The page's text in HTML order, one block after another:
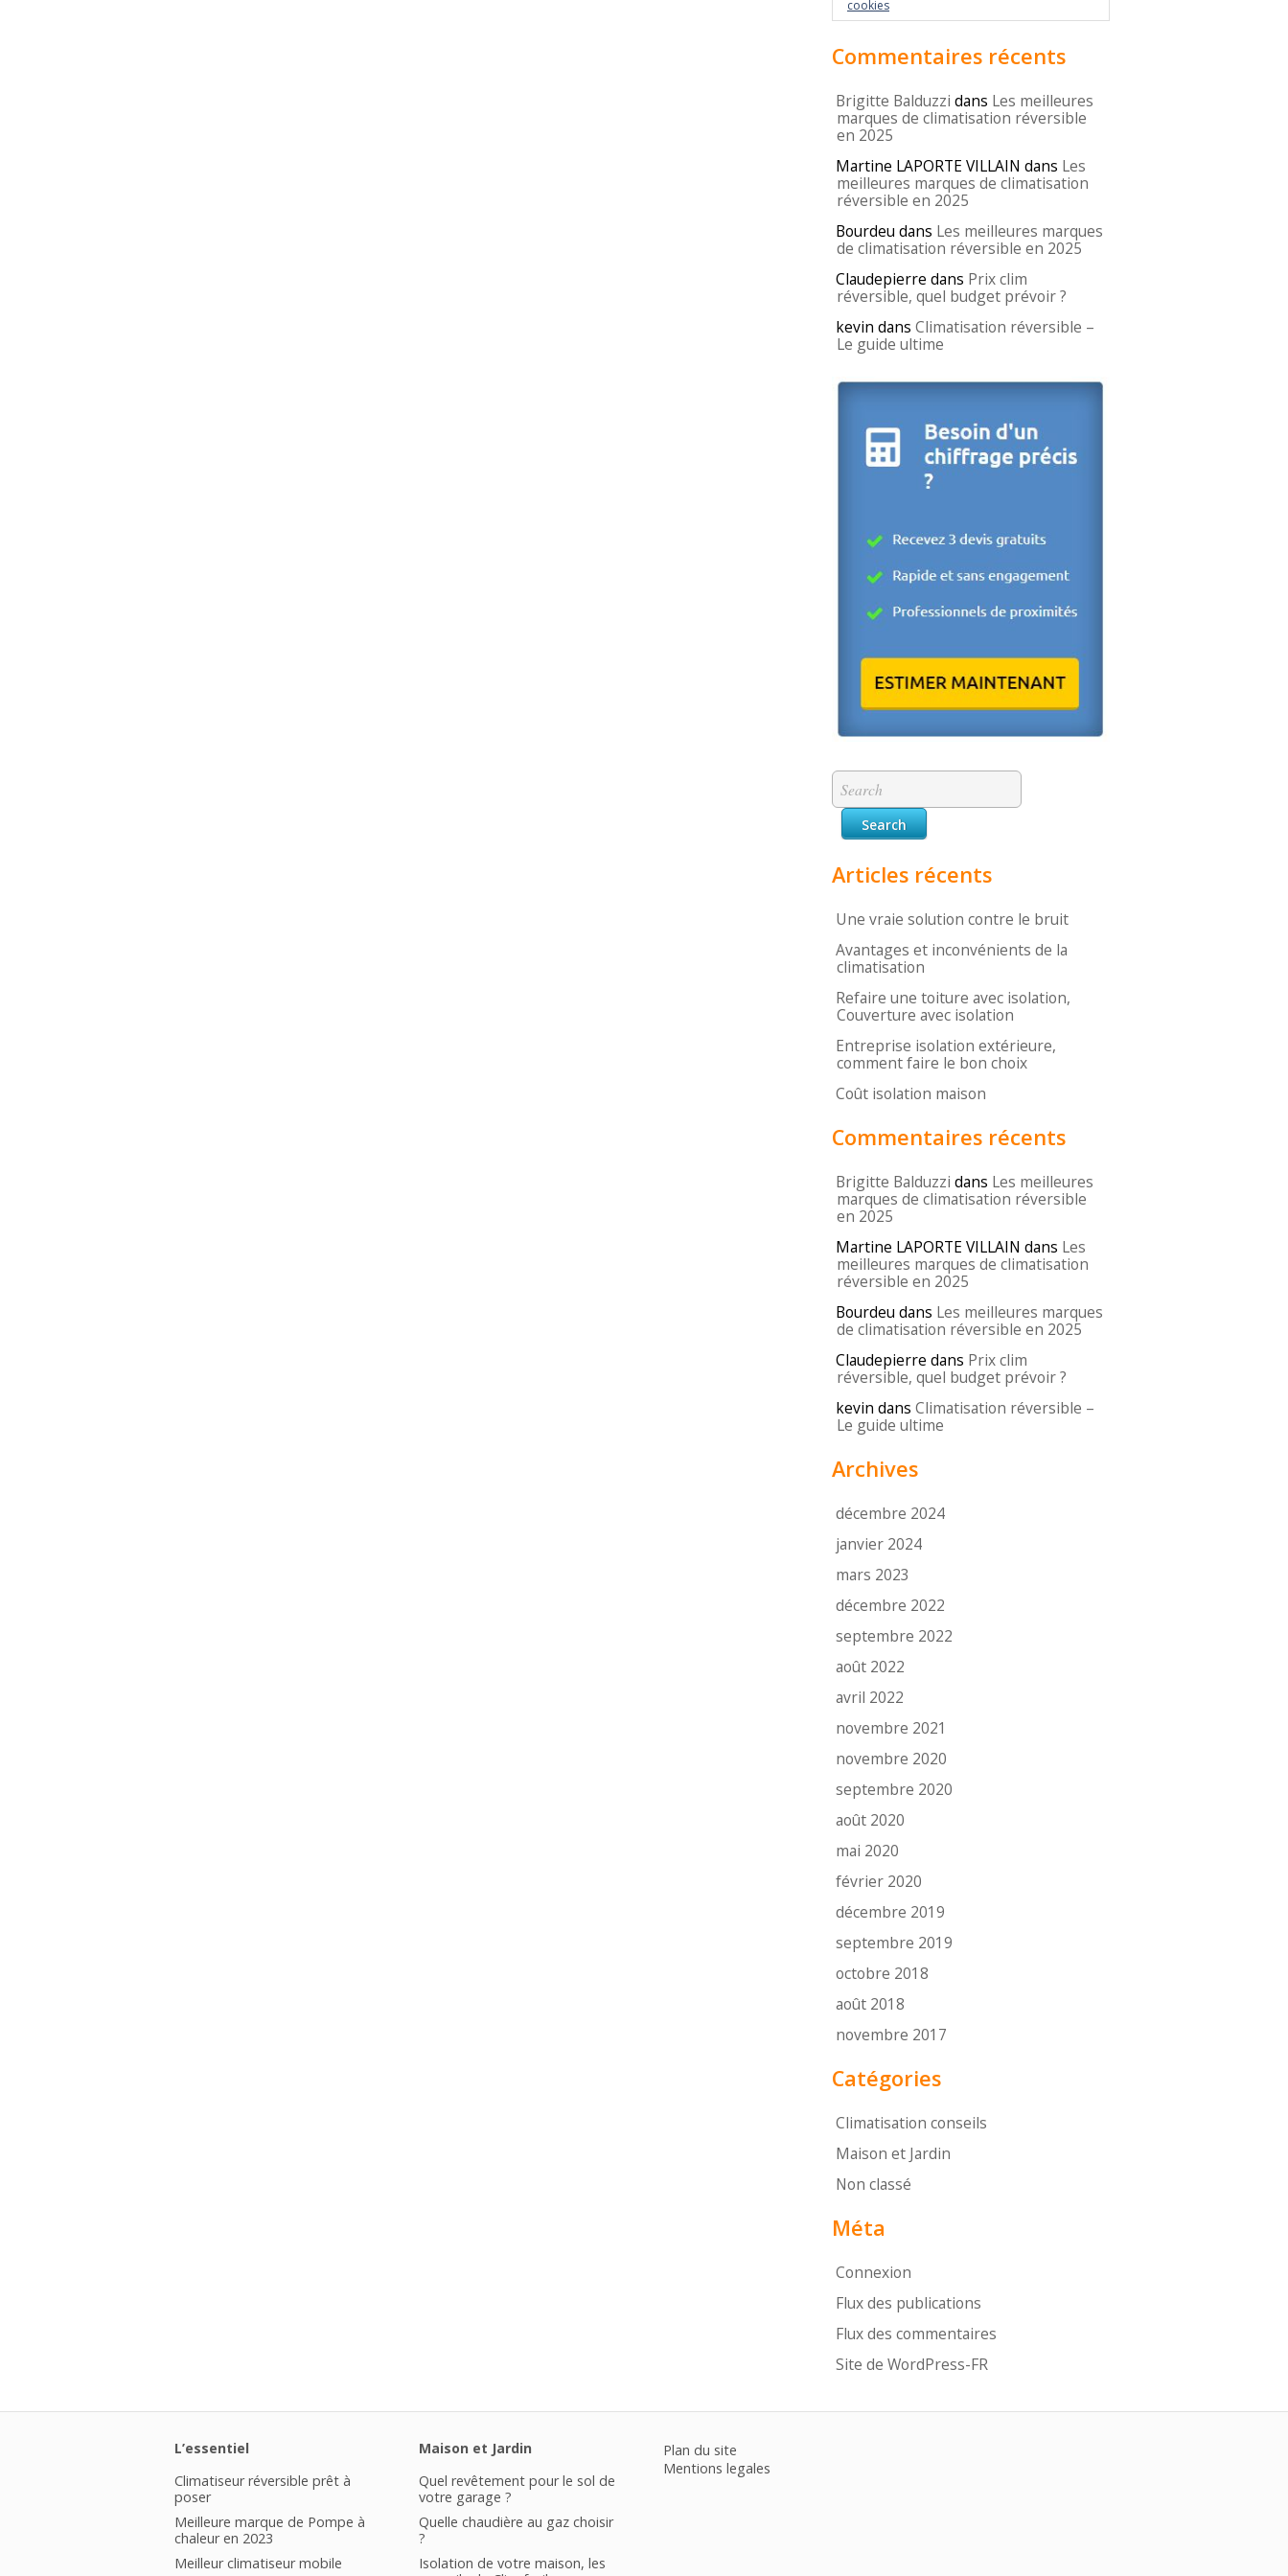
cookies
Commentaires récents
Brigitte Balduzzi dans Les meilleures
marques de climatisation réversible
en 2025
Martine LAPORTE VILLAIN dans Les
meilleures marques de climatisation
réversible en 2025
Bourdeu dans Les meilleures marques
de climatisation réversible en 2025
Claudepierre dans Prix clim
réversible, quel budget prévoir ?
kevin dans Climatisation réversible –
Le guide ultime
Articles récents
Une vraie solution contre le bruit
Avantages et inconvénients de la
climatisation
Refaire une toiture avec isolation,
Couverture avec isolation
Entreprise isolation extérieure,
comment faire le bon choix
Coût isolation maison
Commentaires récents
Brigitte Balduzzi dans Les meilleures
marques de climatisation réversible
en 2025
Martine LAPORTE VILLAIN dans Les
meilleures marques de climatisation
réversible en 2025
Bourdeu dans Les meilleures marques
de climatisation réversible en 2025
Claudepierre dans Prix clim
réversible, quel budget prévoir ?
kevin dans Climatisation réversible –
Le guide ultime
Archives
décembre 2024
janvier 2024
mars 2023
décembre 2022
septembre 2022
août 2022
avril 2022
novembre 2021
novembre 2020
septembre 2020
août 2020
mai 2020
février 2020
décembre 2019
septembre 2019
octobre 2018
août 2018
novembre 2017
Catégories
Climatisation conseils
Maison et Jardin
Non classé
Méta
Connexion
Flux des publications
Flux des commentaires
Site de WordPress-FR
L’essentiel
Climatiseur réversible prêt à
poser
Meilleure marque de Pompe à
chaleur en 2023
Meilleur climatiseur mobile
Maison et Jardin
Quel revêtement pour le sol de
votre garage ?
Quelle chaudière au gaz choisir
?
Isolation de votre maison, les
Plan du site
Mentions legales